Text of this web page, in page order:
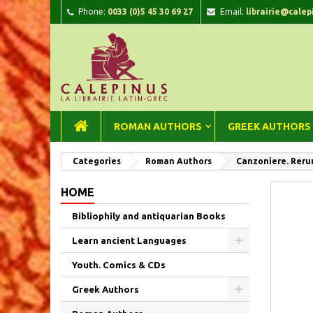
Phone: 0033 (0)5 45 30 69 27 Email:
ROMAN AUTHORS GREEK AUTHORS
Categories Roman Authors Canzoniere.
HOME
Bibliophily and antiquarian Books
Learn ancient Languages
Youth. Comics & CDs
Greek Authors